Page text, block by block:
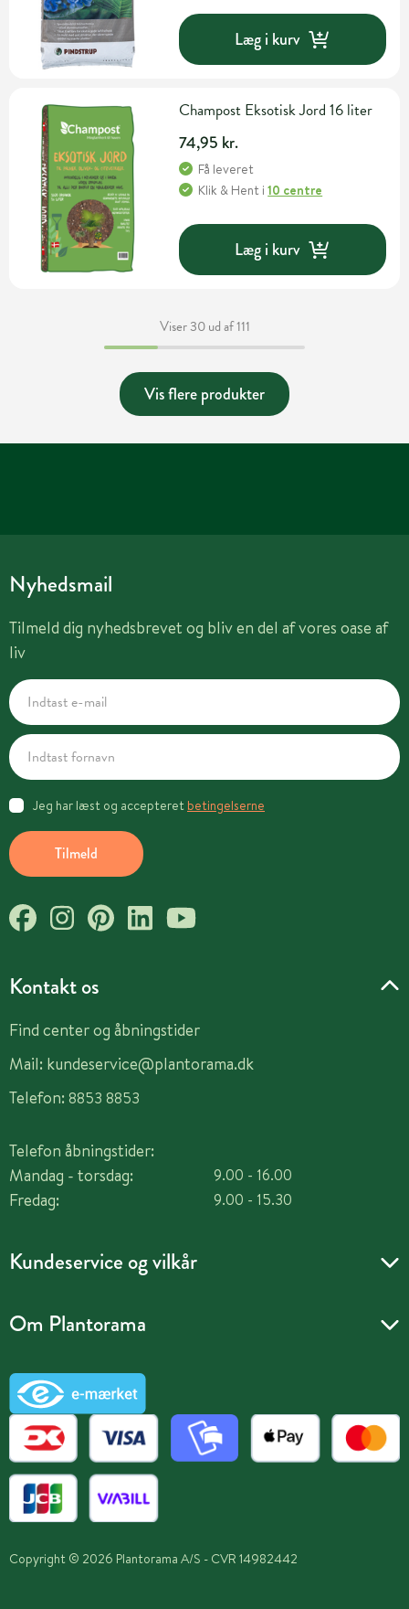
Læg i kurv
Champost Eksotisk Jord 16 liter
74,95 kr.
Få leveret
Klik & Hent i10 centre
Læg i kurv
Viser 30 ud af 111
Vis flere produkter
Kontakt os
Find center og åbningstider
Mail: kundeservice@plantorama.dk
Telefon: 8853 8853
Telefon åbningstider:
Mandag - torsdag:
Fredag:
9.00 - 16.00
9.00 - 15.30
Kundeservice og vilkår
Om Plantorama
Nyhedsmail
Tilmeld dig nyhedsbrevet og bliv en del af vores oase af
liv
Tilmeld
Jeg har læst og accepteret betingelserne
Copyright © 2026 Plantorama A/S - CVR 14982442